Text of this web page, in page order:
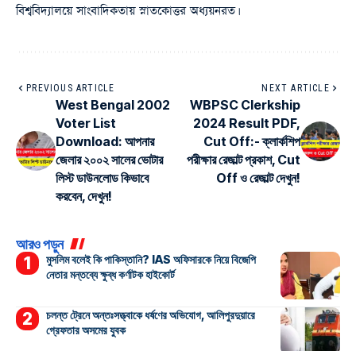
বিশ্ববিদ্যালয়ে সাংবাদিকতায় স্নাতকোত্তর অধ্যয়নরত।
PREVIOUS ARTICLE
West Bengal 2002
Voter List
Download: আপনার
জেলার ২০০২ সালের ভোটার
লিস্ট ডাউনলোড কিভাবে
করবেন, দেখুন!
NEXT ARTICLE
WBPSC Clerkship
2024 Result PDF,
Cut Off:- ক্লার্কশিপ
পরীক্ষার রেজাল্ট প্রকাশ, Cut
Off ও রেজাল্ট দেখুন!
আরও পড়ুন
মুসলিম বলেই কি পাকিস্তানি? IAS অফিসারকে নিয়ে বিজেপি
নেতার মন্তব্যে ক্ষুব্ধ কর্ণাটক হাইকোর্ট
চলন্ত ট্রেনে অন্তঃসত্ত্বাকে ধর্ষণের অভিযোগ, আলিপুরদুয়ারে
গ্রেফতার অসমের যুবক